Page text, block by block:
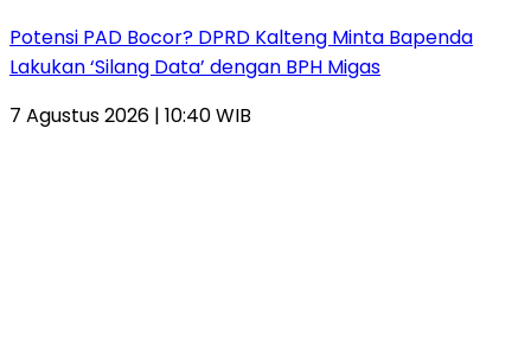
Potensi PAD Bocor? DPRD Kalteng Minta Bapenda
Lakukan ‘Silang Data’ dengan BPH Migas
7 Agustus 2026 | 10:40 WIB